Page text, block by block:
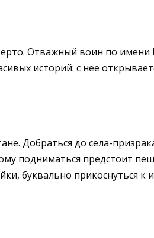
Отважный воин по
историй: с нее
Добраться до села-
подниматься предстоит
буквально прикоснуться к